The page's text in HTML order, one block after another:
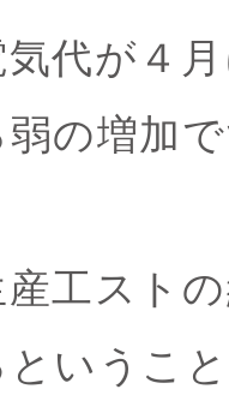
代が４
の増加
工スト
というこ